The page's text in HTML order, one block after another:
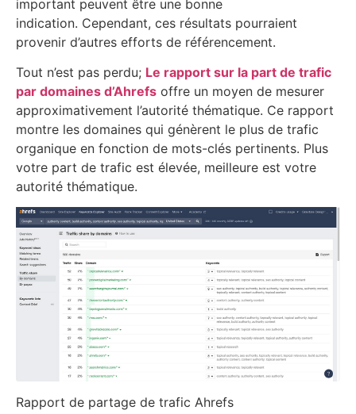
important peuvent être une bonne
indication. Cependant, ces résultats pourraient
provenir d’autres efforts de référencement.
Tout n’est pas perdu; Le rapport sur la part de trafic
par domaines d’Ahrefs offre un moyen de mesurer
approximativement l’autorité thématique. Ce rapport
montre les domaines qui génèrent le plus de trafic
organique en fonction de mots-clés pertinents. Plus
votre part de trafic est élevée, meilleure est votre
autorité thématique.
Rapport de partage de trafic Ahrefs